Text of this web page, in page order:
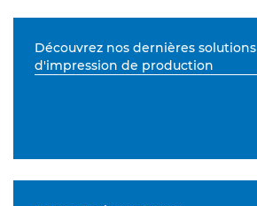
Découvrez nos dernières solutions
d'impression de production